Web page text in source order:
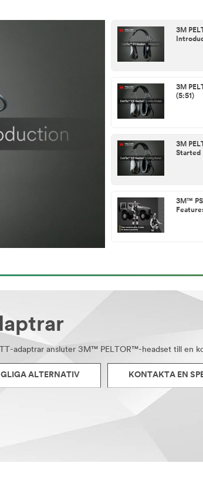
3M
3M
(5:51)
3M
Started
3M™
adaptrar ansluter 3M™ PELTOR™-headset till en
ALTERNATIV KONTAKTA EN